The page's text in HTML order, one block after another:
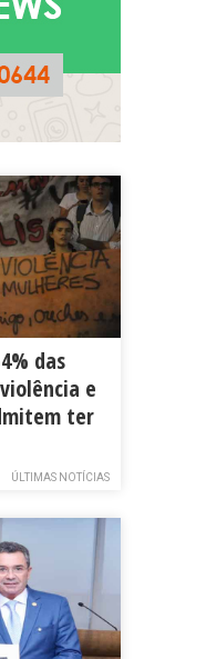
das
e
ter
ÚLTIMAS NOTÍCIAS